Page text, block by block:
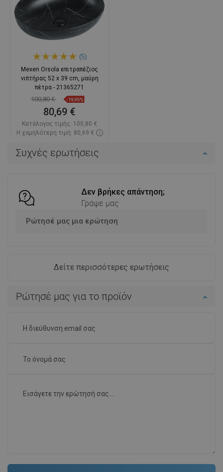
Συχνές ερωτήσεις
Δεν βρήκες απάντηση;
Γράψε μας
Ρώτησέ μας μια ερώτηση
Δείτε περισσότερες ερωτήσεις
Ρώτησέ μας για το προϊόν
(5)
Mexen Orsola επιτραπέζιος
νιπτήρας 52 x 39 cm, μαύρη
πέτρα - 21365271
100,80 € -19,95%
80,69 €
Κατάλογος τιμής: 100,80 €
Η χαμηλότερη τιμή: 80,69 €